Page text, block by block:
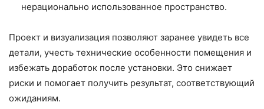
нерационально использованное пространство.
Проект и визуализация позволяют заранее увидеть все
детали, учесть технические особенности помещения и
избежать доработок после установки. Это снижает
риски и помогает получить результат, соответствующий
ожиданиям.